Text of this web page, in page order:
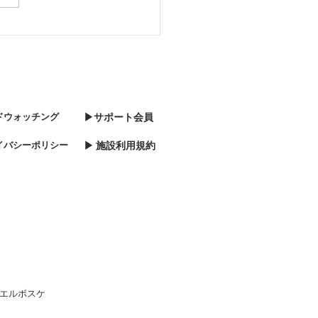
ォッチング
シーポリシー
▶サポート会員
▶ 施設利用規約
ルボスケ